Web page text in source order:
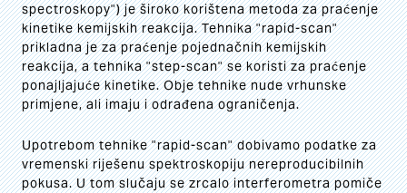
spectroskopy") je široko korištena metoda za praćenje
kinetike kemijskih reakcija. Tehnika "rapid-scan"
prikladna je za praćenje pojednačnih kemijskih
reakcija, a tehnika "step-scan" se koristi za praćenje
ponajljajuće kinetike. Obje tehnike nude vrhunske
primjene, ali imaju i odrađena ograničenja.
Upotrebom tehnike "rapid-scan" dobivamo podatke za
vremenski riješenu spektroskopiju nereproducibilnih
pokusa. U tom slučaju se zrcalo interferometra pomiče